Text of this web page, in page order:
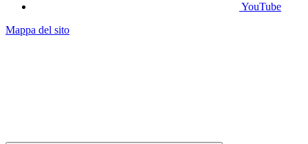
YouTube
Mappa del sito